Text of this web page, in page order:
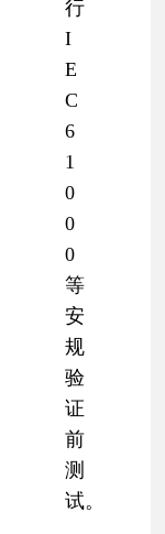
行
I
E
C
6
1
0
0
0
等
安
规
验
证
前
测
试。